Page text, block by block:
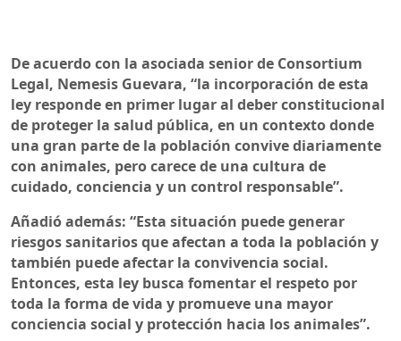
De acuerdo con la asociada senior de Consortium
Legal, Nemesis Guevara, “la incorporación de esta
ley responde en primer lugar al deber constitucional
de proteger la salud pública, en un contexto donde
una gran parte de la población convive diariamente
con animales, pero carece de una cultura de
cuidado, conciencia y un control responsable”.
Añadió además: “Esta situación puede generar
riesgos sanitarios que afectan a toda la población y
también puede afectar la convivencia social.
Entonces, esta ley busca fomentar el respeto por
toda la forma de vida y promueve una mayor
conciencia social y protección hacia los animales”.